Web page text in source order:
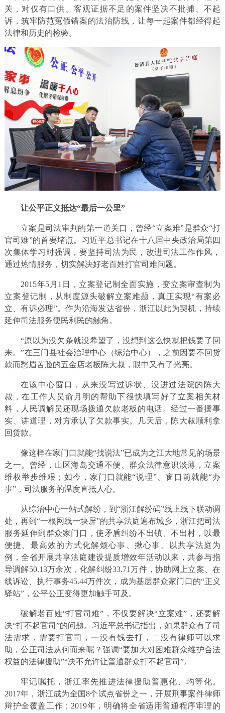
关，对仅有口供、客观证据不足的案件坚决不批捕、不起
诉，筑牢防范冤假错案的法治防线，让每一起案件都经得起
法律和历史的检验。
让公平正义抵达“最后一公里”
立案是司法审判的第一道关口，曾经“立案难”是群众“打
官司难”的首要堵点。习近平总书记在十八届中央政治局第四
次集体学习时强调，要坚持司法为民，改进司法工作作风，
通过热情服务，切实解决好老百姓打官司难问题。
2015年5月1日，立案登记制全面实施，变立案审查制为
立案登记制，从制度源头破解立案难题，真正实现“有案必
立、有诉必理”。作为沿海发达省份，浙江以此为契机，持续
延伸司法服务便民利民的触角。
“原以为没欠条就没希望了，没想到这么快就把钱要了回
来。”在三门县社会治理中心（综治中心），之前因要不回货
款而愁眉苦脸的五金店老板陈大叔，眼中又有了光亮。
在该中心窗口，从来没写过诉状、没进过法院的陈大
叔，在工作人员俞月明的帮助下很快填写好了立案相关材
料，人民调解员还现场拨通欠款老板的电话。经过一番摆事
实、讲道理，对方承认了欠款事实。几天后，陈大叔顺利拿
回货款。
像这样在家门口就能“找说法”已成为之江大地常见的场景
之一。曾经，山区海岛交通不便、群众法律意识淡薄，立案
维权举步维艰；如今，家门口就能“说理”、窗口前就能“办
事”，司法服务的温度直抵人心。
从综治中心一站式解纷，到“浙江解纷码”线上线下联动调
处，再到“一根网线一块屏”的共享法庭遍布城乡，浙江把司法
服务延伸到群众家门口，使矛盾纠纷不出镇、不出村，以最
便捷、最高效的方式化解烦心事、揪心事。以共享法庭为
例，全省开展共享法庭建设提质增效年活动以来，共参与指
导调解50.13万余次，化解纠纷33.71万件，协助网上立案、在
线诉讼、执行事务45.44万件次，成为基层群众家门口的“正义
驿站”，公平公正变得更加触手可及。
破解老百姓“打官司难”，不仅要解决“立案难”，还要解
决“打不起官司”的问题。习近平总书记指出，如果群众有了司
法需求，需要打官司，一没有钱去打，二没有律师可以求
助，公正司法从何而来呢？强调“要加大对困难群众维护合法
权益的法律援助”“决不允许让普通群众打不起官司”。
牢记嘱托，浙江率先推进法律援助普惠化、均等化。
2017年，浙江成为全国8个试点省份之一，开展刑事案件律师
辩护全覆盖工作；2019年，明确将全省适用普通程序审理的